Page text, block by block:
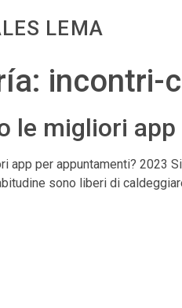
LEMA
incontri-
le migliori
app per appuntamenti? 2023
sono liberi di